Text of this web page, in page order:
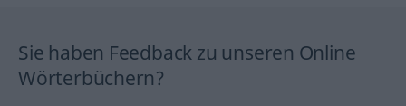
Sie haben Feedback zu unseren Online
Wörterbüchern?